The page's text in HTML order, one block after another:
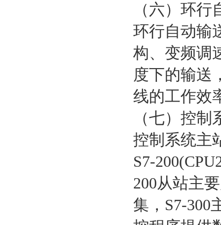
（六）环
环行自动输
构、变频调
度下的输送
线的工作效
（七）控制
控制系统主
S7-
200从站主
集，S7-300